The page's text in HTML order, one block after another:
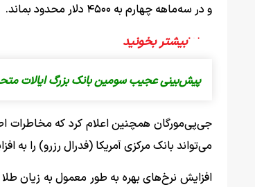
و در سه‌ماهه چهارم به ۴۵۰۰ دلار محدود بماند.
پیش‌بینی عجیب سومین بانک بزرگ ایالات متحده از قیمت
جی‌پی‌مورگان همچنین اعلام کرد که مخاطرات
می‌تواند بانک مرکزی آمریکا (فدرال رزرو) را
افزایش نرخ‌های بهره به طور معمول به زیان طلا